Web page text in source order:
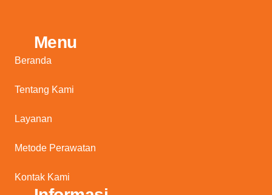
Menu
Beranda
Tentang Kami
Layanan
Metode Perawatan
Kontak Kami